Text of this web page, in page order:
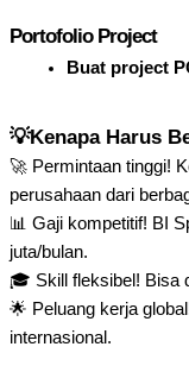
Portofolio Project
Buat project
💡Kenapa Harus
🚀 Permintaan tinggi!
perusahaan dari
📊 Gaji kompetitif! BI
juta/bulan.
🎓 Skill fleksibel! Bisa
🌟 Peluang kerja
internasional.